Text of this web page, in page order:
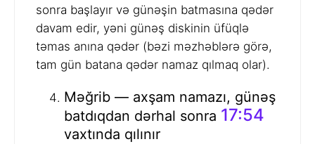
sonra başlayır və günəşin batmasına qədər
davam edir, yəni günəş diskinin üfüqlə
təmas anına qədər (bəzi məzhəblərə görə,
tam gün batana qədər namaz qılmaq olar).
Məğrib — axşam namazı, günəş
batdıqdan dərhal sonra 17:54
vaxtında qılınır